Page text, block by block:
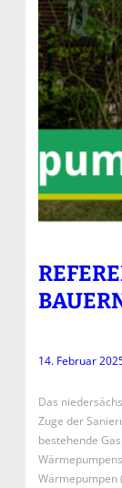
14. Februar
Das
Zuge der
bestehende
Wärmepumpen